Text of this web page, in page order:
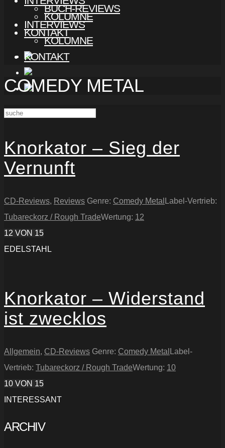
KOLUMNE
KONTAKT
BUCH-REVIEWS
INTERVIEWS
KOLUMNE
KONTAKT
COMEDY METAL
Knorkator – Sieg der
Vernunft
CD-Reviews, Reviews Genre: Comedy Metal Label-Vertrieb:
Tubareckorz / Rough TradeWertung: 12
12 VON 15
EDELSTAHL
Knorkator – Widerstand
ist zwecklos
Allgemein, CD-Reviews Genre: Comedy Metal Label-
Vertrieb: Tubareckorz / Rough TradeWertung: 10
10 VON 15
INTERESSANT
ARCHIV